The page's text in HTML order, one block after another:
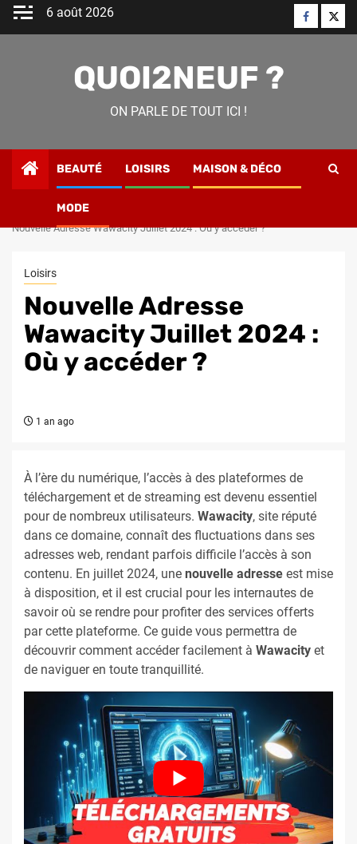
Skip
6 août 2026 Facebook
QUOI2NEUF ?
ON PARLE DE TOUT ICI !
BEAUTÉ LOISIRS MAISON & DÉCO
MODE
Loisirs
Nouvelle Adresse Wawacity Juillet 2024 : Où y accéder ?
Loisirs
Nouvelle Adresse
Wawacity Juillet 2024 :
Où y accéder ?
1 an ago
À l’ère du numérique, l’accès à des plateformes de
téléchargement et de streaming est devenu essentiel
pour de nombreux utilisateurs. Wawacity, site réputé
dans ce domaine, connaît des fluctuations dans ses
adresses web, rendant parfois difficile l’accès à son
contenu. En juillet 2024, une nouvelle adresse est mise
à disposition, et il est crucial pour les internautes de
savoir où se rendre pour profiter des services offerts
par cette plateforme. Ce guide vous permettra de
découvrir comment accéder facilement à Wawacity et
de naviguer en toute tranquillité.